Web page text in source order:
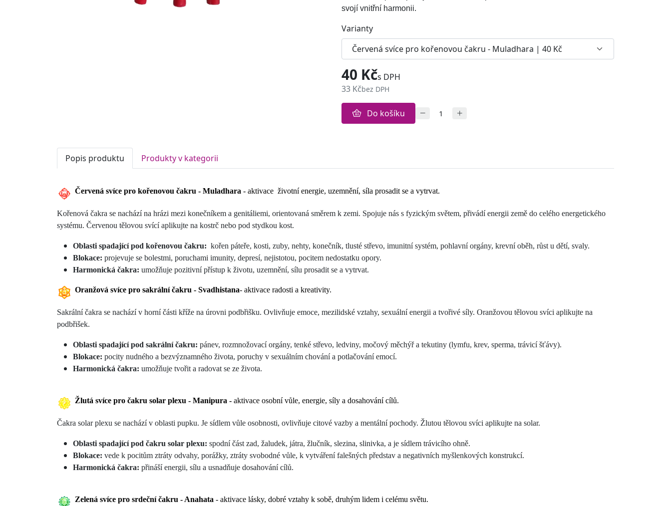
svojí vnitřní harmonii.
Varianty
40 Kčs DPH
33 Kčbez DPH
Do košíku
Popis produktu Produkty v kategorii
Červená svíce pro kořenovou čakru - Muladhara - aktivace životní energie, uzemnění, síla prosadit se a vytrvat.
Kořenová čakra se nachází na hrázi mezi konečníkem a genitáliemi, orientovaná směrem k zemi. Spojuje nás s fyzickým světem, přivádí energii země do celého energetického
systému. Červenou tělovou svící aplikujte na kostrč nebo pod stydkou kost.
Oblasti spadající pod kořenovou čakru: kořen páteře, kosti, zuby, nehty, konečník, tlusté střevo, imunitní systém, pohlavní orgány, krevní oběh, růst u dětí, svaly.
Blokace: projevuje se bolestmi, poruchami imunity, depresí, nejistotou, pocitem nedostatku opory.
Harmonická čakra: umožňuje pozitivní přístup k životu, uzemnění, sílu prosadit se a vytrvat.
Oranžová svíce pro sakrální čakru - Svadhistana- aktivace radosti a kreativity.
Sakrální čakra se nachází v horní části kříže na úrovni podbřišku. Ovlivňuje emoce, mezilidské vztahy, sexuální energii a tvořivé síly. Oranžovou tělovou svíci aplikujte na
podbřišek.
Oblasti spadající pod sakrální čakru: pánev, rozmnožovací orgány, tenké střevo, ledviny, močový měchýř a tekutiny (lymfu, krev, sperma, trávicí šťávy).
Blokace: pocity nudného a bezvýznamného života, poruchy v sexuálním chování a potlačování emocí.
Harmonická čakra: umožňuje tvořit a radovat se ze života.
Žlutá svíce pro čakru solar plexu - Manipura - aktivace osobní vůle, energie, síly a dosahování cílů.
Čakra solar plexu se nachází v oblasti pupku. Je sídlem vůle osobnosti, ovlivňuje citové vazby a mentální pochody. Žlutou tělovou svíci aplikujte na solar.
Oblasti spadající pod čakru solar plexu: spodní část zad, žaludek, játra, žlučník, slezina, slinivka, a je sídlem trávicího ohně.
Blokace: vede k pocitům ztráty odvahy, porážky, ztráty svobodné vůle, k vytváření falešných představ a negativních myšlenkových konstrukcí.
Harmonická čakra: přináší energii, sílu a usnadňuje dosahování cílů.
Zelená svíce pro srdeční čakru - Anahata - aktivace lásky, dobré vztahy k sobě, druhým lidem i celému světu.